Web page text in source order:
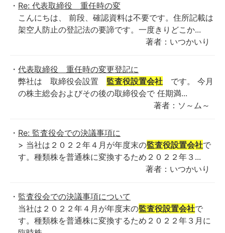
Re: 代表取締役 重任時の変
こんにちは、 前段、確認資料は不要です。住所記載は
架空人防止の登記法の要諦です。一度きりどこか...
著者：いつかいり
代表取締役 重任時の変更登記に
弊社は 取締役会設置 監査役設置会社 です。 今月
の株主総会およびその後の取締役会で 任期満...
著者：ソ～ム～
Re: 監査役会での決議事項に
> 当社は２０２２年４月が年度末の監査役設置会社で
す。種類株を普通株に変換するため２０２２年３...
著者：いつかいり
監査役会での決議事項について
当社は２０２２年４月が年度末の監査役設置会社で
す。種類株を普通株に変換するため２０２２年３月に